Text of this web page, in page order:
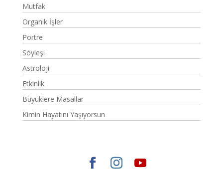
Mutfak
Organik İşler
Portre
Söyleşi
Astroloji
Etkinlik
Büyüklere Masallar
Kimin Hayatını Yaşıyorsun